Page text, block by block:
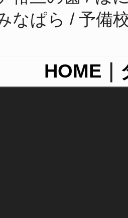
なぱら / 予備
HOME